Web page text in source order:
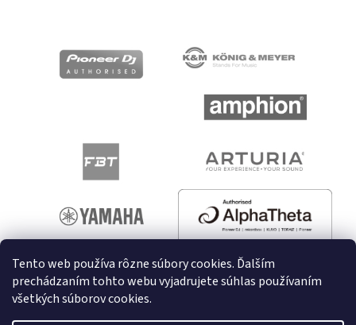
Tento web používa rôzne súbory cookies. Ďalším
prechádzaním tohto webu vyjadrujete súhlas používaním
všetkých súborov cookies.